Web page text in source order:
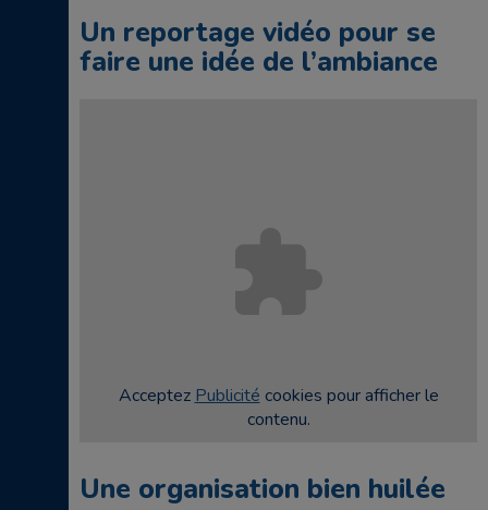
Un reportage vidéo pour se
faire une idée de l’ambiance
Acceptez Publicité cookies pour afficher le
contenu.
Une organisation bien huilée